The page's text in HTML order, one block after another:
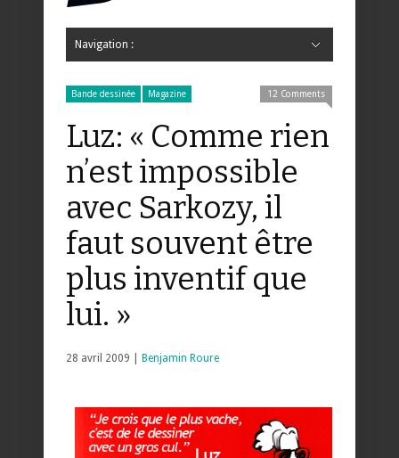
Navigation :
Bande dessinée Magazine 12 Comments
Luz: « Comme rien
n’est impossible
avec Sarkozy, il
faut souvent être
plus inventif que
lui. »
28 avril 2009 | Benjamin Roure